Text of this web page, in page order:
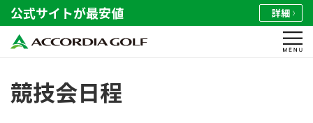
公式サイトが最安値 詳細
競技会日程